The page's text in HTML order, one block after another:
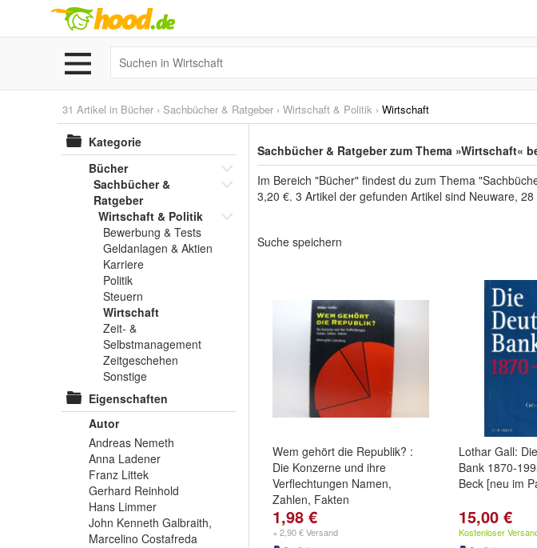
31 Artikel in Bücher › Sachbücher & Ratgeber › Wirtschaft & Politik › Wirtschaft
Kategorie
Bücher
Sachbücher &
Ratgeber
Wirtschaft & Politik
Bewerbung & Tests
Geldanlagen & Aktien
Karriere
Politik
Steuern
Wirtschaft
Zeit- &
Selbstmanagement
Zeitgeschehen
Sonstige
Eigenschaften
Autor
Andreas Nemeth
Anna Ladener
Franz Littek
Gerhard Reinhold
Hans Limmer
John Kenneth Galbraith,
Marcelino Costafreda
Sachbücher & Ratgeber zum Thema »Wirtschaft«
Im Bereich "Bücher" findest du zum Thema
3,20 €. 3 Artikel der gefunden Artikel sind Neuware,
Suche speichern
Wem gehört die Republik? :
Die Konzerne und ihre
Verflechtungen Namen,
Zahlen, Fakten
1,98 €
+ 2,90 € Versand
Lothar Gall:
Bank 1870-
Beck [neu im
15,00 €
Kostenloser